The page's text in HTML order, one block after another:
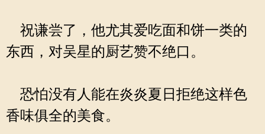
祝谦尝了，他尤其爱吃面和饼一类的
东西，对吴星的厨艺赞不绝口。
恐怕没有人能在炎炎夏日拒绝这样色
香味俱全的美食。